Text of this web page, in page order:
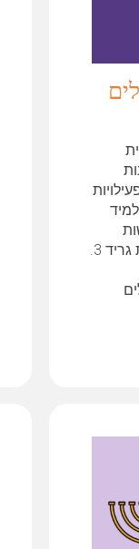
שברשותו להפעלת לוחות גריד 3.